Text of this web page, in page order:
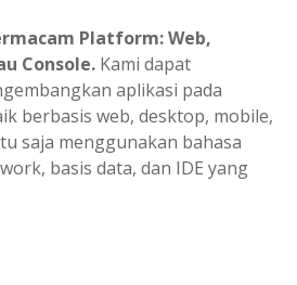
Platform: Web,
Console. Kami dapat
aplikasi pada
berbasis web, desktop, mobile,
saja menggunakan bahasa
basis data, dan IDE yang